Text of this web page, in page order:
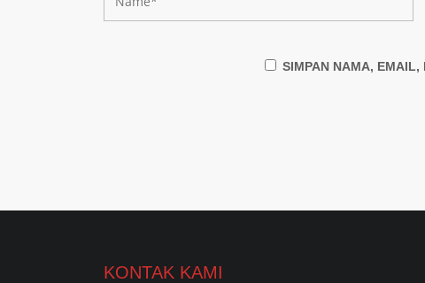
SIMPAN NAMA, EMAIL,
KONTAK KAMI